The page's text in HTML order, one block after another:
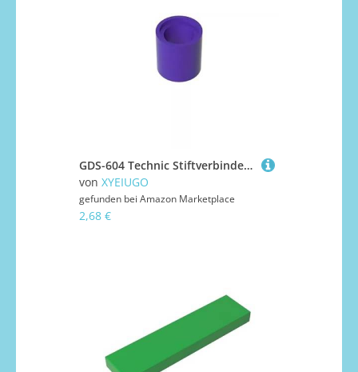
GDS-604 Technic Stiftverbinder, rund, 1 l, 50 Stück, kompatibel mit Lego 18654 DIY-Teilen und MOC-Komponenten für große Ziegelmarken, Farbe:Lila 268
von XYEIUGO
gefunden bei Amazon Marketplace
2,68 €